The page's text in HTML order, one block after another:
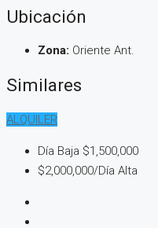
Ubicación
Zona: Oriente Ant.
Similares
ALQUILER
Día Baja $1,500,000
$2,000,000/Día Alta